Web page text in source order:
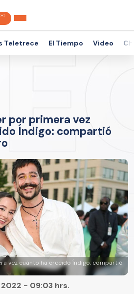
Teletrece El Tiempo Video
por primera vez
Índigo: compartió
vez cuánto ha crecido Índigo: compartió
- 09:03 hrs.